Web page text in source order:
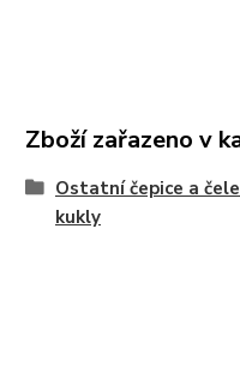
Zboží zařazeno v
Ostatní čepice a
kukly